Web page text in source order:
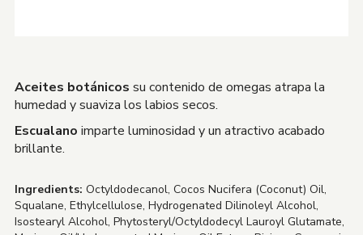
Aceites botánicos su contenido de omegas atrapa la
humedad y suaviza los labios secos.
Escualano imparte luminosidad y un atractivo acabado
brillante.
Ingredients: Octyldodecanol, Cocos Nucifera (Coconut) Oil,
Squalane, Ethylcellulose, Hydrogenated Dilinoleyl Alcohol,
Isostearyl Alcohol, Phytosteryl/Octyldodecyl Lauroyl Glutamate,